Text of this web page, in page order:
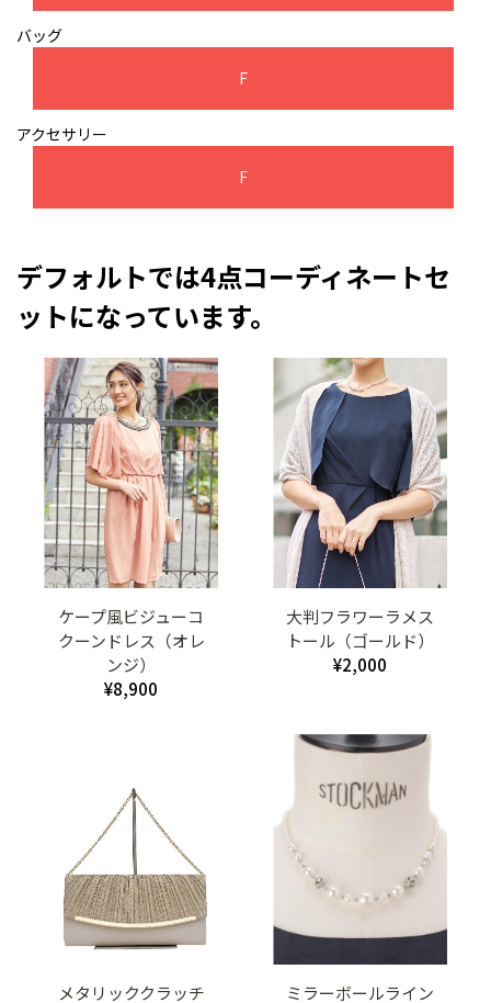
バッグ
F
アクセサリー
F
デフォルトでは4点コーディネートセ
ットになっています。
ケープ風ビジューコ
クーンドレス（オレ
ンジ）
¥8,900
大判フラワーラメス
トール（ゴールド）
¥2,000
メタリッククラッチ ミラーボールライン